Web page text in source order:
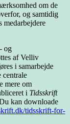
om de
og samtidig
medarbejdere
og
af Velliv
i samarbejde
centrale
mere om
i Tidsskrift
kan downloade
tidsskrift-for-